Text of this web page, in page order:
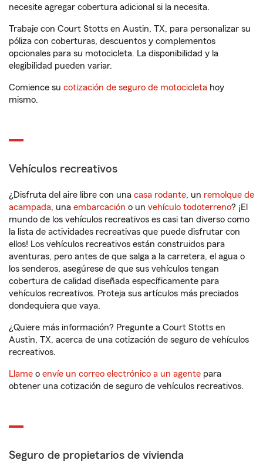
necesite agregar cobertura adicional si la necesita.
Trabaje con Court Stotts en Austin, TX, para personalizar su
póliza con coberturas, descuentos y complementos
opcionales para su motocicleta. La disponibilidad y la
elegibilidad pueden variar.
Comience su cotización de seguro de motocicleta hoy
mismo.
Vehículos recreativos
¿Disfruta del aire libre con una casa rodante, un remolque de
acampada, una embarcación o un vehículo todoterreno? ¡El
mundo de los vehículos recreativos es casi tan diverso como
la lista de actividades recreativas que puede disfrutar con
ellos! Los vehículos recreativos están construidos para
aventuras, pero antes de que salga a la carretera, el agua o
los senderos, asegúrese de que sus vehículos tengan
cobertura de calidad diseñada específicamente para
vehículos recreativos. Proteja sus artículos más preciados
dondequiera que vaya.
¿Quiere más información? Pregunte a Court Stotts en
Austin, TX, acerca de una cotización de seguro de vehículos
recreativos.
Llame o envíe un correo electrónico a un agente para
obtener una cotización de seguro de vehículos recreativos.
Seguro de propietarios de vivienda